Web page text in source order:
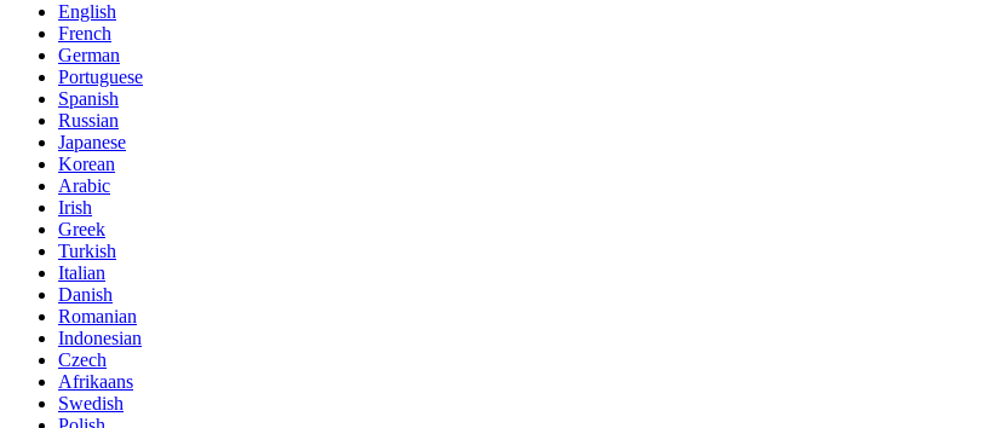
English
French
German
Portuguese
Spanish
Russian
Japanese
Korean
Arabic
Irish
Greek
Turkish
Italian
Danish
Romanian
Indonesian
Czech
Afrikaans
Swedish